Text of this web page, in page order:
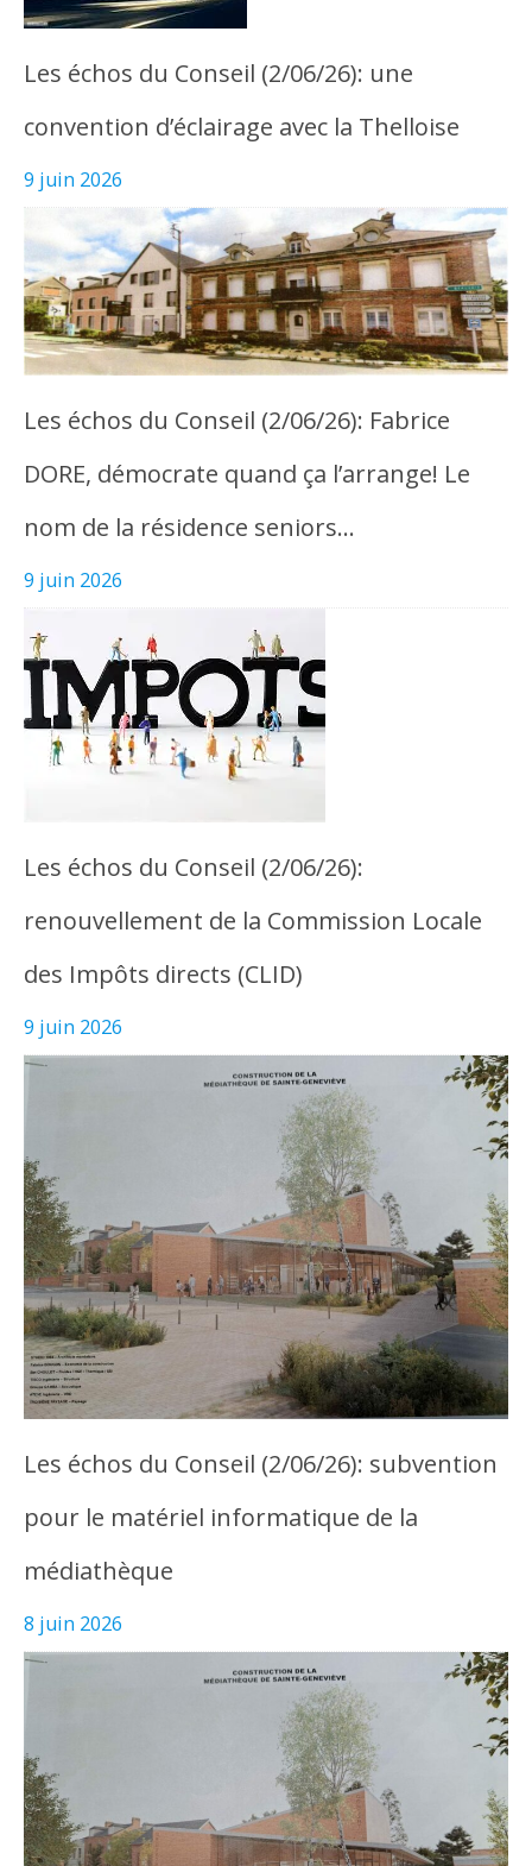
Les échos du Conseil (2/06/26): une
convention d’éclairage avec la Thelloise
9 juin 2026
Les échos du Conseil (2/06/26): Fabrice
DORE, démocrate quand ça l’arrange! Le
nom de la résidence seniors…
9 juin 2026
Les échos du Conseil (2/06/26):
renouvellement de la Commission Locale
des Impôts directs (CLID)
9 juin 2026
Les échos du Conseil (2/06/26): subvention
pour le matériel informatique de la
médiathèque
8 juin 2026